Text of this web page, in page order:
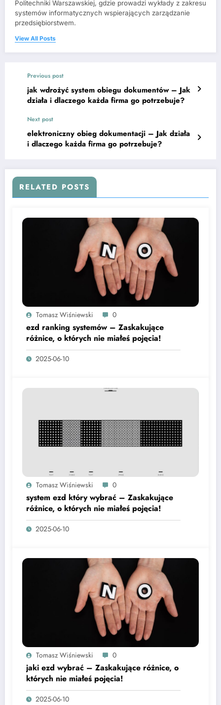
Politechniki Warszawskiej, gdzie prowadzi wykłady z zakresu
systemów informatycznych wspierających zarządzanie
przedsiębiorstwem.
View All Posts
Previous post
jak wdrożyć system obiegu dokumentów – Jak
działa i dlaczego każda firma go potrzebuje?
Next post
elektroniczny obieg dokumentacji – Jak działa
i dlaczego każda firma go potrzebuje?
RELATED POSTS
Tomasz Wiśniewski 0
ezd ranking systemów – Zaskakujące
różnice, o których nie miałeś pojęcia!
2025-06-10
Tomasz Wiśniewski 0
system ezd który wybrać – Zaskakujące
różnice, o których nie miałeś pojęcia!
2025-06-10
Tomasz Wiśniewski 0
jaki ezd wybrać – Zaskakujące różnice, o
których nie miałeś pojęcia!
2025-06-10